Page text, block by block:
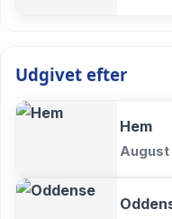
Udgivet efter
Hem
August